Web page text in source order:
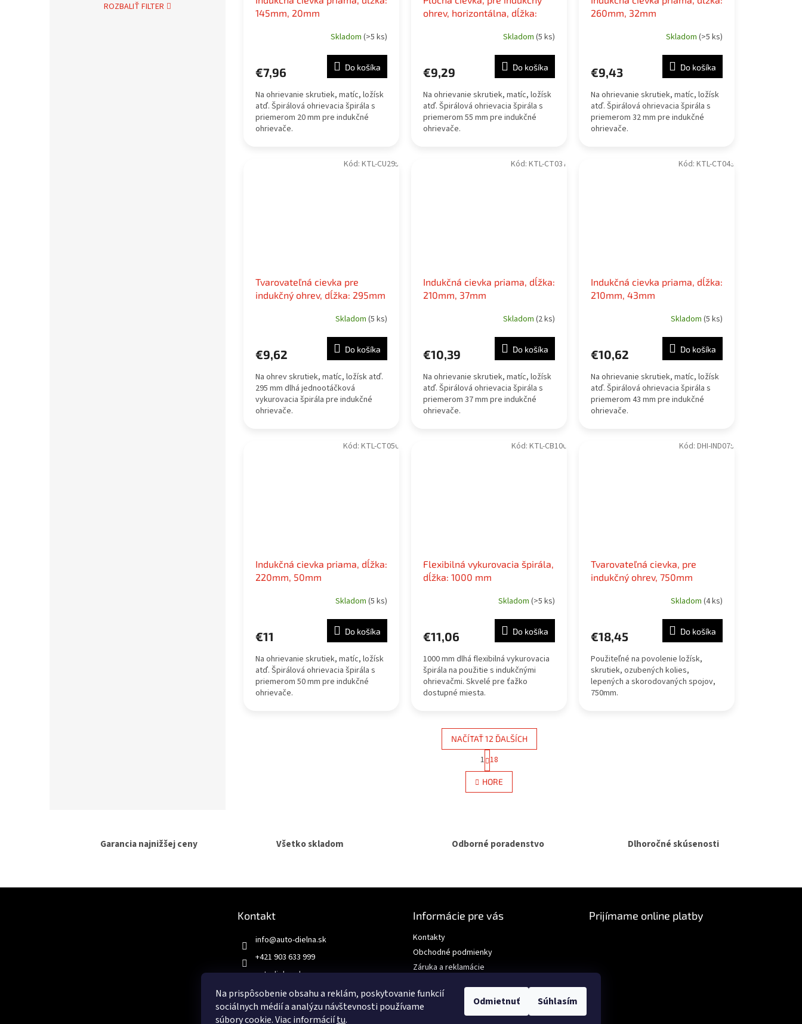
Na prispôsobenie obsahu a reklám, poskytovanie funkcií
sociálnych médií a analýzu návštevnosti používame
súbory cookie. Viac informáciítu.
Odmietnuť Súhlasím
ROZBALIŤ FILTER
145mm, 20mm
Skladom (>5 ks)
€7,96 Do košíka
Na ohrievanie skrutiek, matíc, ložísk
atď. Špirálová ohrievacia špirála s
priemerom 20 mm pre indukčné
ohrievače.
ohrev, horizontálna, dĺžka:
Skladom (5 ks)
€9,29 Do košíka
Na ohrievanie skrutiek, matíc, ložísk
atď. Špirálová ohrievacia špirála s
priemerom 55 mm pre indukčné
ohrievače.
260mm, 32mm
Skladom (>5 ks)
€9,43 Do košíka
Na ohrievanie skrutiek, matíc, ložísk
atď. Špirálová ohrievacia špirála s
priemerom 32 mm pre indukčné
ohrievače.
Tvarovateľná cievka pre
indukčný ohrev, dĺžka: 295mm
Skladom (5 ks)
€9,62 Do košíka
Na ohrev skrutiek, matíc, ložísk atď.
295 mm dlhá jednootáčková
vykurovacia špirála pre indukčné
ohrievače.
Kód: KTL-CU295
Indukčná cievka priama, dĺžka:
210mm, 37mm
Skladom (2 ks)
€10,39 Do košíka
Na ohrievanie skrutiek, matíc, ložísk
atď. Špirálová ohrievacia špirála s
priemerom 37 mm pre indukčné
ohrievače.
Kód: KTL-CT037
Indukčná cievka priama, dĺžka:
210mm, 43mm
Skladom (5 ks)
€10,62 Do košíka
Na ohrievanie skrutiek, matíc, ložísk
atď. Špirálová ohrievacia špirála s
priemerom 43 mm pre indukčné
ohrievače.
Kód: KTL-CT043
Indukčná cievka priama, dĺžka:
220mm, 50mm
Skladom (5 ks)
€11 Do košíka
Na ohrievanie skrutiek, matíc, ložísk
atď. Špirálová ohrievacia špirála s
priemerom 50 mm pre indukčné
ohrievače.
Kód: KTL-CT050
Flexibilná vykurovacia špirála,
dĺžka: 1000 mm
Skladom (>5 ks)
€11,06 Do košíka
1000 mm dlhá flexibilná vykurovacia
špirála na použitie s indukčnými
ohrievačmi. Skvelé pre ťažko
dostupné miesta.
Kód: KTL-CB100
Tvarovateľná cievka, pre
indukčný ohrev, 750mm
Skladom (4 ks)
€18,45 Do košíka
Použiteľné na povolenie ložísk,
skrutiek, ozubených kolies,
lepených a skorodovaných spojov,
750mm.
Kód: DHI-IND075
O
v
l
v
y
v
i
NAČÍTAŤ 12 ĎALŠÍCH
S
t
r
á
n
n
1 18
HORE
Garancia najnižšej ceny Všetko skladom Odborné poradenstvo Dlhoročné skúsenosti
Kontakt
info@auto-dielna.sk
+421 903 633 999
autodielna.sk
Informácie pre vás
Kontakty
Obchodné podmienky
Záruka a reklamácie
Prijímame online platby